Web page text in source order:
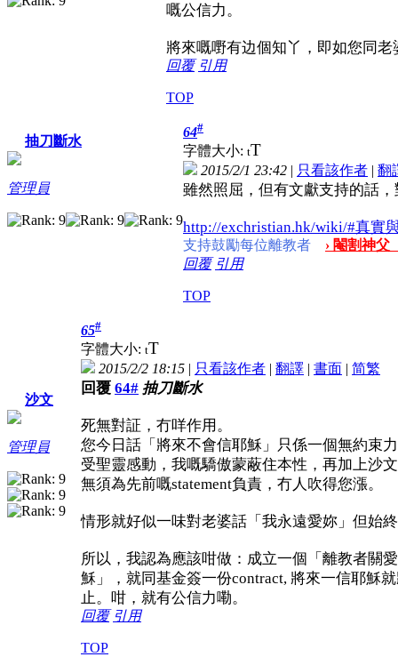
嘅公信力。
將來嘅嘢有边個知丫，即如您同
回覆 引用
TOP
抽刀斷水
管理員
64#
字體大小: tT
2015/2/1 23:42 | 只看該作者 | 翻
雖然照屈，但有文獻支持的話
http://exchristian.hk/wiki/#真實
支持鼓勵每位離教者
› 閹割神
回覆 引用
TOP
沙文
管理員
65#
字體大小: tT
2015/2/2 18:15 | 只看該作者 | 翻譯 | 書面 | 简繁
回覆 64# 抽刀斷水
死無對証，冇咩作用。
您今日話「將來不會信耶穌」只係一個無約束
受聖靈感動，我嘅驕傲蒙蔽住本性，再加上沙
無須為先前嘅statement負責，冇人吹得您漲。
情形就好似一味對老婆話「我永遠愛妳」但始
所以，我認為應該咁做：成立一個「離教者關
穌」，就同基金簽一份contract, 將來一信耶穌
止。咁，就有公信力嘞。
回覆 引用
TOP